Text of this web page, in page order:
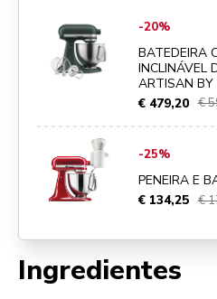
Ingredientes
Go toBATEDEIRA COM TOPO
-20%
BATEDEIRA
INCLINÁVEL
ARTISAN BY
€ 479,20 €
PENEIRA E BALANÇA
-25%
PENEIRA E
€ 134,25 €